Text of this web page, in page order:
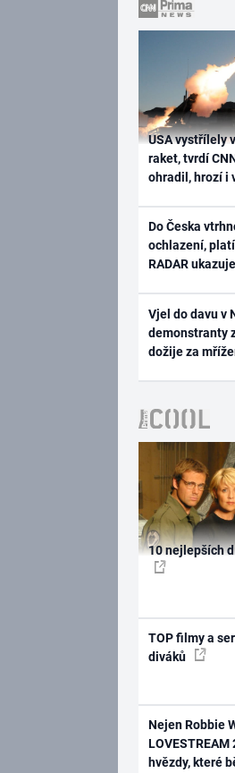
USA vystřílely
raket, tvrdí
ohradil, hrozí i
Do Česka
ochlazení,
RADAR
Vjel do davu v
demonstranty
dožije za
10 nejlepších
TOP filmy a
diváků
Nejen Robbie
hvězdy, které